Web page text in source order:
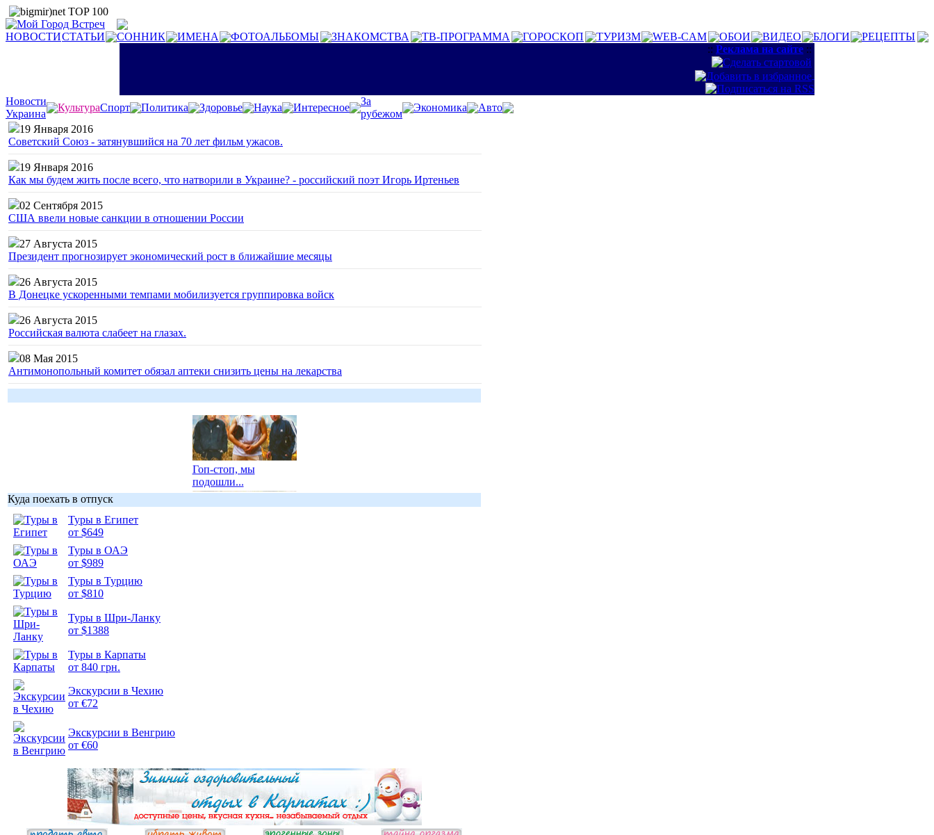
НОВОСТИСТАТЬИ СОННИК ИМЕНА ФОТОАЛЬБОМЫ ЗНАКОМСТВА ТВ-ПРОГРАММА ГОРОСКОП ТУРИЗМ WEB-CAM ОБОИ ВИДЕО БЛОГИ
РЕЦЕПТЫ
:: Реклама на сайте ::
Новости
Украина
КультураСпорт Политика Здоровье Наука Интересное
За
рубежом
Экономика
Авто
19 Января 2016
Советский Союз - затянувшийся на 70 лет фильм ужасов.
19 Января 2016
Как мы будем жить после всего, что натворили в Украине? - российский поэт Игорь Иртеньев
02 Сентября 2015
США ввели новые санкции в отношении России
27 Августа 2015
Президент прогнозирует экономический рост в ближайшие месяцы
26 Августа 2015
В Донецке ускоренными темпами мобилизуется группировка войск
26 Августа 2015
Российская валюта слабеет на глазах.
08 Мая 2015
Антимонопольный комитет обязал аптеки снизить цены на лекарства
Гоп-стоп, мы
подошли...
Куда поехать в отпуск
Туры в Египет
от $649
Туры в ОАЭ
от $989
Туры в Турцию
от $810
Туры в Шри-Ланку
от $1388
Туры в Карпаты
от 840 грн.
Экскурсии в Чехию
от €72
Экскурсии в Венгрию
от €60